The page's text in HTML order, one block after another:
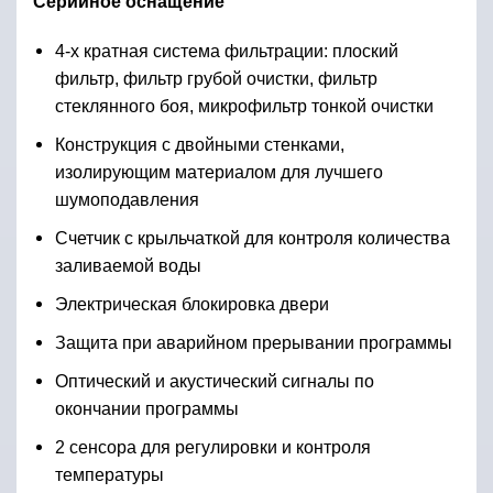
4-х кратная система фильтрации: плоский
фильтр, фильтр грубой очистки, фильтр
стеклянного боя, микрофильтр тонкой очистки
Конструкция с двойными стенками,
изолирующим материалом для лучшего
шумоподавления
Счетчик с крыльчаткой для контроля количества
заливаемой воды
Электрическая блокировка двери
Защита при аварийном прерывании программы
Оптический и акустический сигналы по
окончании программы
2 сенсора для регулировки и контроля
температуры